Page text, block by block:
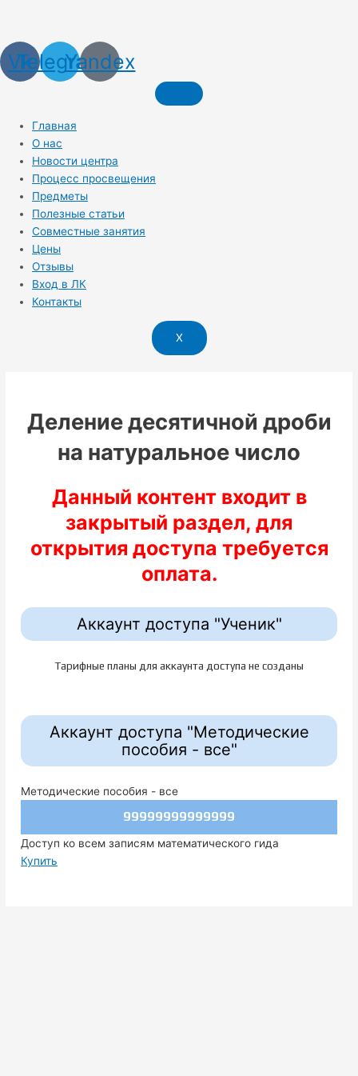
Vk
Telegram
Yandex
Главная
О нас
Новости центра
Процесс просвещения
Предметы
Полезные статьи
Совместные занятия
Цены
Отзывы
Вход в ЛК
Контакты
X
Деление десятичной дроби
на натуральное число
Данный контент входит в
закрытый раздел, для
открытия доступа требуется
оплата.
Аккаунт доступа "Ученик"
Тарифные планы для аккаунта доступа не созданы
Аккаунт доступа "Методические
пособия - все"
Методические пособия - все
99999999999999
Доступ ко всем записям математического гида
Купить